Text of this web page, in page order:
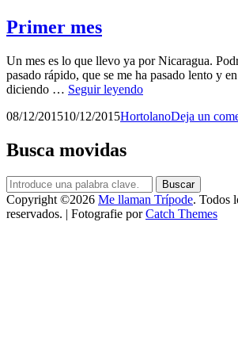
Primer mes
Un mes es lo que llevo ya por Nicaragua.
pasado rápido, que se me ha pasado lento y
diciendo … Seguir leyendoPrimer
Publicado
08/12/201510/12/2015por
HortolanoDeja un
Busca movidas
Buscar: Buscar
Copyright ©2026 Me llaman Trípode. Todos
reservados. | Fotografie porCatch Themes